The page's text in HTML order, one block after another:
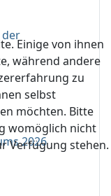
der
2026
Einige von ihnen
während andere
zu
selbst
möchten. Bitte
womöglich nicht
Verfügung stehen.